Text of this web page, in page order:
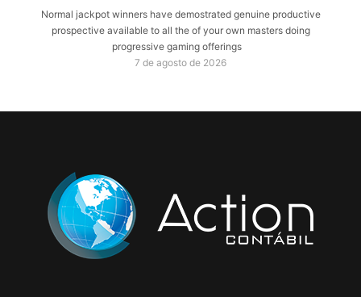
Normal jackpot winners have demostrated genuine productive
prospective available to all the of your own masters doing
progressive gaming offerings
7 de agosto de 2026